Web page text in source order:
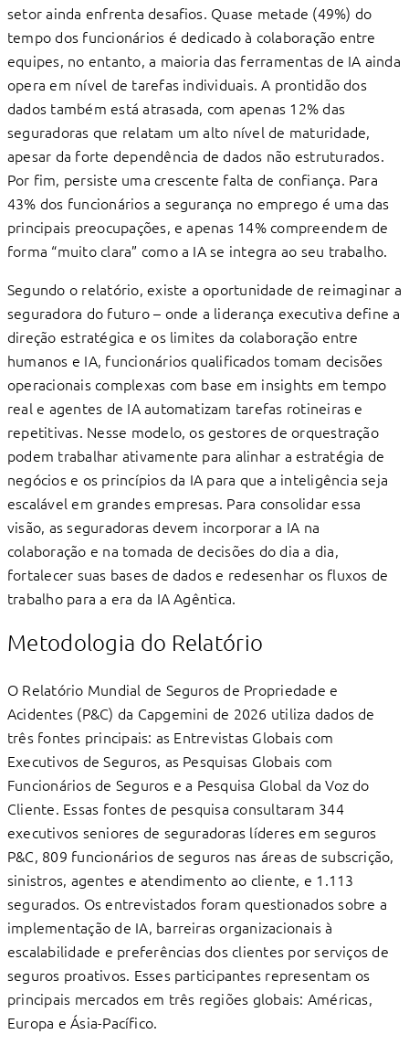
setor ainda enfrenta desaﬁos. Quase metade (49%) do
tempo dos funcionários é dedicado à colaboração entre
equipes, no entanto, a maioria das ferramentas de IA ainda
opera em nível de tarefas individuais. A prontidão dos
dados também está atrasada, com apenas 12% das
seguradoras que relatam um alto nível de maturidade,
apesar da forte dependência de dados não estruturados.
Por ﬁm, persiste uma crescente falta de conﬁança. Para
43% dos funcionários a segurança no emprego é uma das
principais preocupações, e apenas 14% compreendem de
forma “muito clara” como a IA se integra ao seu trabalho.
Segundo o relatório, existe a oportunidade de reimaginar a
seguradora do futuro – onde a liderança executiva deﬁne a
direção estratégica e os limites da colaboração entre
humanos e IA, funcionários qualiﬁcados tomam decisões
operacionais complexas com base em insights em tempo
real e agentes de IA automatizam tarefas rotineiras e
repetitivas. Nesse modelo, os gestores de orquestração
podem trabalhar ativamente para alinhar a estratégia de
negócios e os princípios da IA para que a inteligência seja
escalável em grandes empresas. Para consolidar essa
visão, as seguradoras devem incorporar a IA na
colaboração e na tomada de decisões do dia a dia,
fortalecer suas bases de dados e redesenhar os ﬂuxos de
trabalho para a era da IA Agêntica.
Metodologia do Relatório
O Relatório Mundial de Seguros de Propriedade e
Acidentes (P&C) da Capgemini de 2026 utiliza dados de
três fontes principais: as Entrevistas Globais com
Executivos de Seguros, as Pesquisas Globais com
Funcionários de Seguros e a Pesquisa Global da Voz do
Cliente. Essas fontes de pesquisa consultaram 344
executivos seniores de seguradoras líderes em seguros
P&C, 809 funcionários de seguros nas áreas de subscrição,
sinistros, agentes e atendimento ao cliente, e 1.113
segurados. Os entrevistados foram questionados sobre a
implementação de IA, barreiras organizacionais à
escalabilidade e preferências dos clientes por serviços de
seguros proativos. Esses participantes representam os
principais mercados em três regiões globais: Américas,
Europa e Ásia-Pacíﬁco.